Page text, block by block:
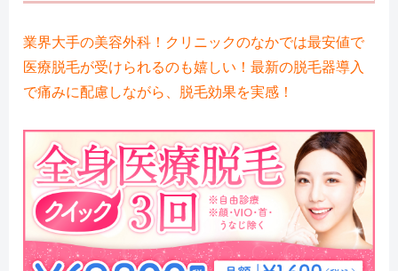
業界大手の美容外科！クリニックのなかでは最安値で
医療脱毛が受けられるのも嬉しい！最新の脱毛器導入
で痛みに配慮しながら、脱毛効果を実感！